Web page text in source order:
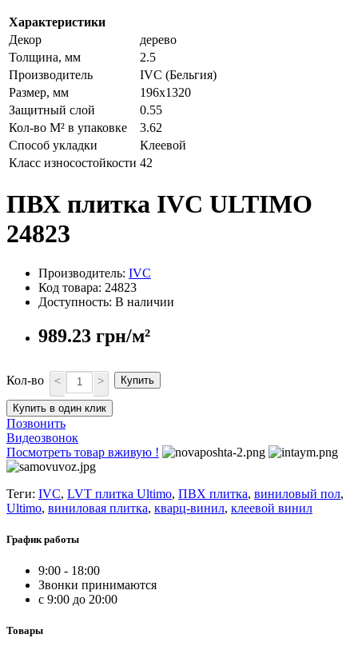
Характеристики
Декор
дерево
Толщина, мм
2.5
Производитель
IVC (Бельгия)
Размер, мм
196х1320
Защитный слой
0.55
Кол-во М² в упаковке
3.62
Способ укладки
Клеевой
Класс износостойкости 42
ПВХ плитка IVC ULTIMO
24823
Производитель: IVC
Код товара: 24823
Доступность: В наличии
989.23 грн/м²
Кол-во < > Купить
Купить в один клик
Позвонить
Видеозвонок
Посмотреть товар вживую !
Теги: IVC, LVT плитка Ultimo, ПВХ плитка, виниловый пол,
Ultimo, виниловая плитка, кварц-винил, клеевой винил
График работы
9:00 - 18:00
Звонки принимаются
с 9:00 до 20:00
Товары